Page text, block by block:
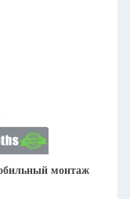
монтаж